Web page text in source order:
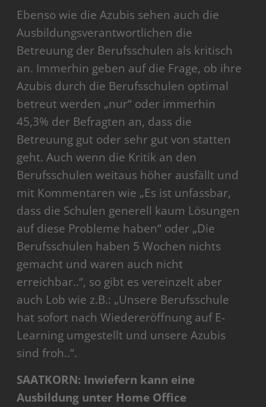
Ebenso wie die Azubis sehen auch die
Ausbildungsverantwortlichen die
Betreuung der Berufsschulen als kritisch
an. Immerhin geben auf die Frage, ob ihre
Azubis durch die Berufsschulen optimal
betreut werden „nur“ oder immerhin
45,3% der Befragten an, dass die
Betreuung gut oder sehr gut von statten
geht. Auch wenn die Kritik an den
Berufsschulen weitaus höher ausfällt und
mit Kommentaren wie „Es ist unfassbar,
dass die Schulen generell kaum Lösungen
auf diese Probleme haben“ oder „Die
Berufsschulen haben 5 Wochen nichts
gemacht und waren auch nicht
erreichbar..“, so gibt es vereinzelt aber
auch Lob wie z.B.: „Unsere Berufsschule
hat sofort nach Wiedereröffnung auf E-
Learning umgestellt und unsere Azubis
sind froh..“.
SAATKORN: Inwiefern kann eine
Ausbildung unter Home Office